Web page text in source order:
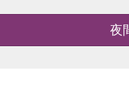
夜